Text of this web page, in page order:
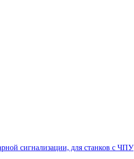
сигнализации, для станков с ЧПУ